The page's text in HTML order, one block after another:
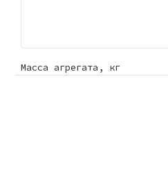
Масса агрегата, кг